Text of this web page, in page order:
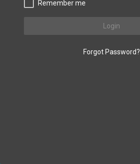
Remember me
Login
Forgot Password?